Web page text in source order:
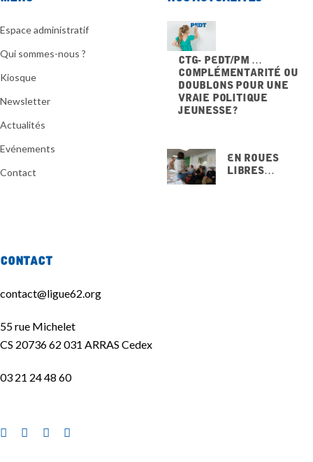
Espace administratif
Qui sommes-nous ?
Kiosque
Newsletter
Actualités
Evénements
Contact
CTG- PEdT/PM …
Complémentarité ou
doublons pour une
vraie politique
jeunesse ?
En Roues
Libres…
Contact
contact@ligue62.org
55 rue Michelet
CS 20736 62 031 ARRAS Cedex
03 21 24 48 60